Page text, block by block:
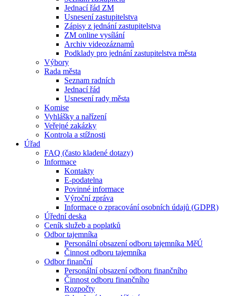
Jednací řád ZM
Usnesení zastupitelstva
Zápisy z jednání zastupitelstva
ZM online vysílání
Archiv videozáznamů
Podklady pro jednání zastupitelstva města
Výbory
Rada města
Seznam radních
Jednací řád
Usnesení rady města
Komise
Vyhlášky a nařízení
Veřejné zakázky
Kontrola a stížnosti
Úřad
FAQ (často kladené dotazy)
Informace
Kontakty
E-podatelna
Povinné informace
Výroční zpráva
Informace o zpracování osobních údajů (GDPR)
Úřední deska
Ceník služeb a poplatků
Odbor tajemníka
Personální obsazení odboru tajemníka MěÚ
Činnost odboru tajemníka
Odbor finanční
Personální obsazení odboru finančního
Činnost odboru finančního
Rozpočty